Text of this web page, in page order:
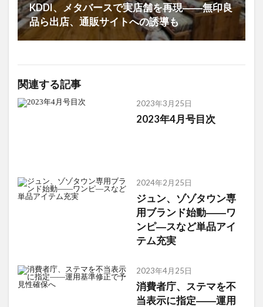
KDDI、メタバースで実店舗を再現――無印良
品ら出店、通販サイトへの誘導も
関連する記事
2023年3月25日
2023年4月号目次
2024年2月25日
ジュン、ゾゾタウン専
用ブランド始動――ワ
ンピ―スなど単品アイ
テム充実
2023年4月25日
消費者庁、ステマを不
当表示に指定――運用